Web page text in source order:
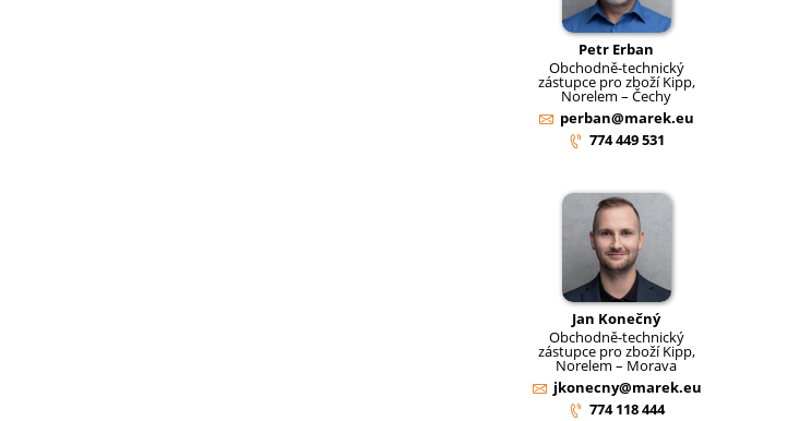
Petr Erban
Obchodně-technický
zástupce pro zboží Kipp,
Norelem – Čechy
perban@marek.eu
774 449 531
Jan Konečný
Obchodně-technický
zástupce pro zboží Kipp,
Norelem – Morava
jkonecny@marek.eu
774 118 444